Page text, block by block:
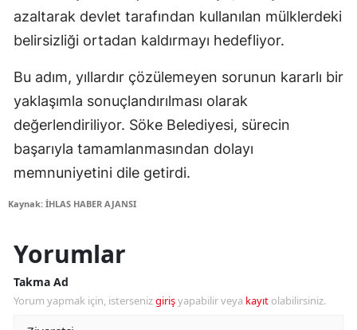
azaltarak devlet tarafından kullanılan mülklerdeki
belirsizliği ortadan kaldırmayı hedefliyor.
Bu adım, yıllardır çözülemeyen sorunun kararlı bir
yaklaşımla sonuçlandırılması olarak
değerlendiriliyor. Söke Belediyesi, sürecin
başarıyla tamamlanmasından dolayı
memnuniyetini dile getirdi.
Kaynak: İHLAS HABER AJANSI
Yorumlar
Takma Ad
Yorum yapmak için, istersenizgirişyapabilir veya kayıt olabilirsiniz.